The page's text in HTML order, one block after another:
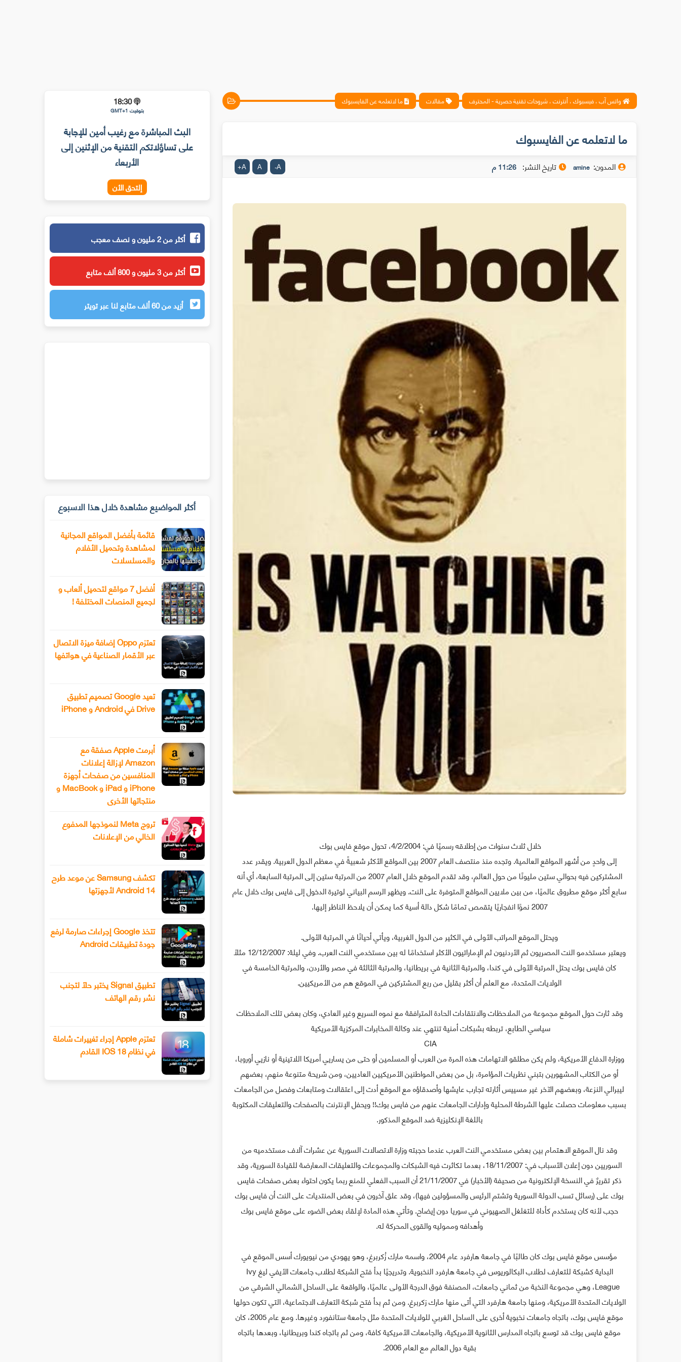
واتس آب ، فيسبوك ، أنترنت ، شروحات تقنية حصرية - المحترف مقالات ما لاتعلمه عن الفايسبوك
ما لاتعلمه عن الفايسبوك
المدون: amine تاريخ النشر: 11:26 م A
-
A
A
+
خلال ثلاث سنوات من إطلاقه رسميًا في: 4/2/2004، تحول موقع فايس بوك
إلى واحدٍ من أشهر المواقع العالمية. وتجده منذ منتصف العام 2007 بين المواقع الأكثر شعبيةً في معظم الدول العربية. ويقدر عدد
المشتركين فيه بحوالي ستين مليونًا من حول العالم، وقد تقدم الموقع خلال العام 2007 من المرتبة ستين إلى المرتبة السابعة، أي أنه
سابع أكثر موقع مطروق عالميًا، من بين ملايين المواقع المتوفرة على النت. ويظهر الرسم البياني لوتيرة الدخول إلى فايس بوك خلال عام
2007 نموًا انفجاريًا يتقمص تمامًا شكل دالة أسية كما يمكن أن يلاحظ الناظر إليها.
ويحتل الموقع المراتب الأولى في الكثير من الدول الغربية، ويأتي أحيانًا في المرتبة الأولى.
ويعتبر مستخدمو النت المصريون ثم الأردنيون ثم الإماراتيون الأكثر استخدامًا له بين مستخدمي النت العرب. وفي ليلة: 12/12/2007 مثلًا
كان فايس بوك يحتل المرتبة الأولى في كندا، والمرتبة الثانية في بريطانيا، والمرتبة الثالثة في مصر والأردن، والمرتبة الخامسة في
الولايات المتحدة، مع العلم أن أكثر بقليل من ربع المشتركين في الموقع هم من الأمريكيين.
وقد ثارت حول الموقع مجموعة من الملاحظات والانتقادات الحادة المترافقة مع نموه السريع وغير العادي، وكان بعض تلك الملاحظات
سياسي الطابع، تربطه بشبكات أمنية تنتهي عند وكالة المخابرات المركزية الأمريكية
CIA
ووزارة الدفاع الأمريكية، ولم يكن مطلقو الاتهامات هذه المرة من العرب أو المسلمين أو حتى من يساريي أمريكا اللاتينية أو نازيي أوروبا،
أو من الكتاب المشهورين بتبني نظريات المؤامرة، بل من بعض المواطنين الأمريكيين العاديين، ومن شريحة متنوعة منهم، بعضهم
ليبرالي النزعة، وبعضهم الآخر غير مسييس أثارته تجارب عايشها وأصدقاؤه مع الموقع أدت إلى اعتقالات ومتابعات وفصل من الجامعات
بسبب معلومات حصلت عليها الشرطة المحلية وإدارات الجامعات عنهم من فايس بوك!! ويحفل الإنترنت بالصفحات والتعليقات المكتوبة
باللغة الإنكليزية ضد الموقع المذكور.
وقد نال الموقع الاهتمام بين بعض مستخدمي النت العرب عندما حجبته وزارة الاتصالات السورية عن عشرات آلاف مستخدميه من
السوريين دون إعلان الأسباب في: 18/11/2007، بعدما تكاثرت فيه الشبكات والمجموعات والتعليقات المعارضة للقيادة السورية، وقد
ذكر تقريرٌ في النسخة الإلكترونية من صحيفة (الأخبار) في 21/11/2007 أن السبب الفعلي للمنع ربما يكون احتواء بعض صفحات فايس
بوك على (رسائل تسب الدولة السورية وتشتم الرئيس والمسؤولين فيها)، وقد علق آخرون في بعض المنتديات على النت أن فايس بوك
حجب لأنه كان يستخدم كأداة للتغلغل الصهيوني في سوريا دون إيضاح. وتأتي هذه المادة لإلقاء بعض الضوء على موقع فايس بوك
وأهدافه ومموليه والقوى المحركة له.
مؤسس موقع فايس بوك كان طالبًا في جامعة هارفرد عام 2004، واسمه مارك زُكربرغ، وهو يهودي من نيويورك أسس الموقع في
البداية كشبكة للتعارف لطلاب البكالوريوس في جامعة هارفرد النخبوية. وتدريجيًا بدأ فتح الشبكة لطلاب جامعات الأيفي ليغ Ivy
League، وهي مجموعة النخبة من ثماني جامعات، المصنفة فوق الدرجة الأولى عالميًا، والواقعة على الساحل الشمالي الشرقي من
الولايات المتحدة الأمريكية، ومنها جامعة هارفرد التي أتى منها مارك زكربرغ. ومن ثم بدأ فتح شبكة التعارف الاجتماعية، التي تكون حولها
موقع فايس بوك، باتجاه جامعات نخبوية أخرى على الساحل الغربي للولايات المتحدة مثل جامعة ستانفورد وغيرها. ومع عام 2005، كان
موقع فايس بوك قد توسع باتجاه المدارس الثانوية الأمريكية، والجامعات الأمريكية كافة، ومن ثم باتجاه كندا وبريطانيا، وبعدها باتجاه
بقية دول العالم مع العام 2006.
18:30
بتوقيت GMT+1
البث المباشرة مع رغيب أمين للإجابة
على تساؤلاتكم التقنية من الإثنين إلى
الأربعاء
إلتحق الأن
أكثر من 2 مليون و نصف معجب
أكثر من 3 مليون و 800 ألف متابع
أزيد من 60 ألف متابع لنا عبر تويتر
أكثر المواضيع مشاهدة خلال هذا الاسبوع
قائمة بأفضل المواقع المجانية
لمشاهدة وتحميل الأفلام
والمسلسلات
أفضل 7 مواقع لتحميل ألعاب و
لجميع المنصات المختلفة !
تعتزم Oppo إضافة ميزة الاتصال
عبر الأقمار الصناعية في هواتفها
تعيد Google تصميم تطبيق
Drive في Android و iPhone
أبرمت Apple صفقة مع
Amazon لإزالة إعلانات
المنافسين من صفحات أجهزة
iPhone و iPad و MacBook و
منتجاتها الأخرى
تروج Meta لنموذجها المدفوع
الخالي من الإعلانات
تكشف Samsung عن موعد طرح
Android 14 لأجهزتها
تتخذ Google إجراءات صارمة لرفع
جودة تطبيقات Android
تطبيق Signal يختبر حلًا لتجنب
نشر رقم الهاتف
تعتزم Apple إجراء تغييرات شاملة
في نظام IOS 18 القادم